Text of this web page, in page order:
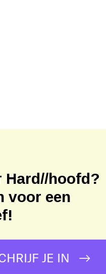
Hard//hoofd?
voor een
JE IN